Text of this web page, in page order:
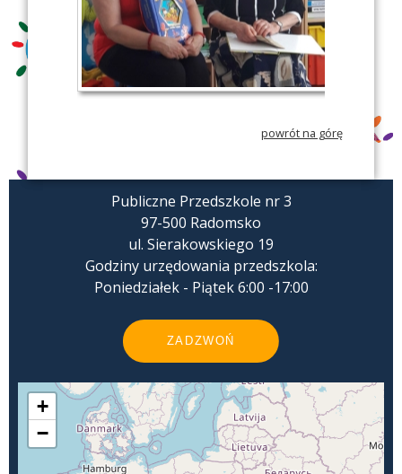
powrót na górę
Publiczne Przedszkole nr 3
97-500 Radomsko
ul. Sierakowskiego 19
Godziny urzędowania przedszkola:
Poniedziałek - Piątek 6:00 -17:00
ZADZWOŃ
+
−